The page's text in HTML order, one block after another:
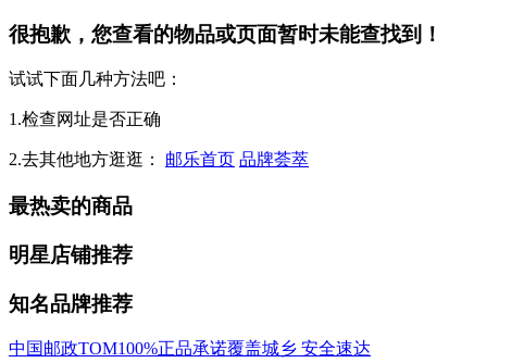
很抱歉，您查看的物品或页面暂时未能查找到！
试试下面几种方法吧：
1.检查网址是否正确
2.去其他地方逛逛： 邮乐首页 品牌荟萃
最热卖的商品
明星店铺推荐
知名品牌推荐
中国邮政TOM100%正品承诺覆盖城乡 安全速达